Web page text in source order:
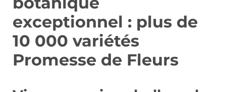
exceptionnel : plus de
10 000 variétés
Promesse de Fleurs